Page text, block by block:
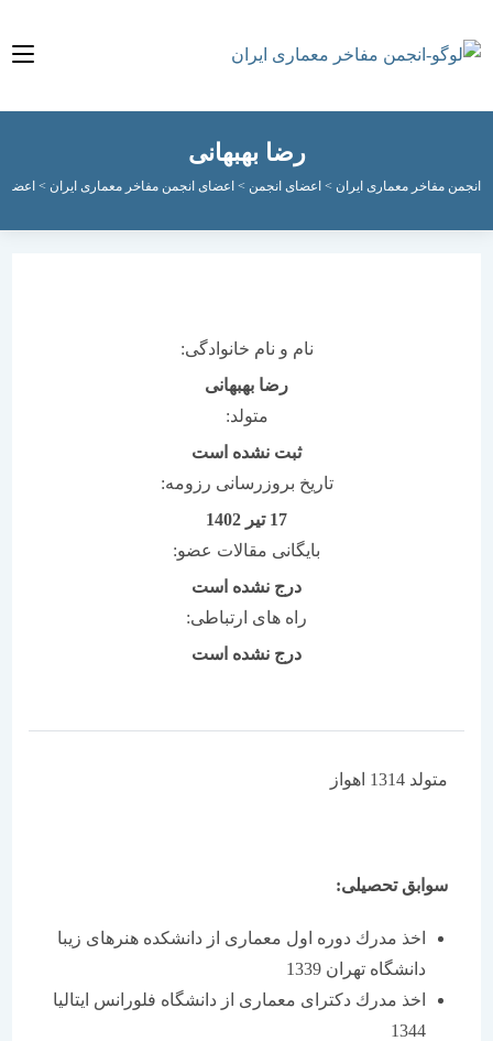
رضا بهبهانی
مفاخر معماری ایران > اعضای انجمن>اعضای انجمن مفاخر معماری ایران > اعضای فعال
نام و نام خانوادگی:
رضا بهبهانی
ثبت نشده است
تاریخ بروزرسانی رزومه:
بایگانی مقالات عضو:
درج نشده است
راه های ارتباطی:
درج نشده است
سوابق تحصیلی:
اخذ مدرك دوره اول معماری از دانشكده هنرهای زیبا
دانشگاه تهران 1339
اخذ مدرك دكترای معماری از دانشگاه فلورانس ایتالیا